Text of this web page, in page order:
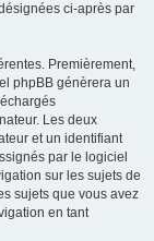
ci-après par
Premièrement,
phpBB génèrera un
Les deux
et un identifiant
par le logiciel
sur les sujets de
sujets que vous avez
en tant